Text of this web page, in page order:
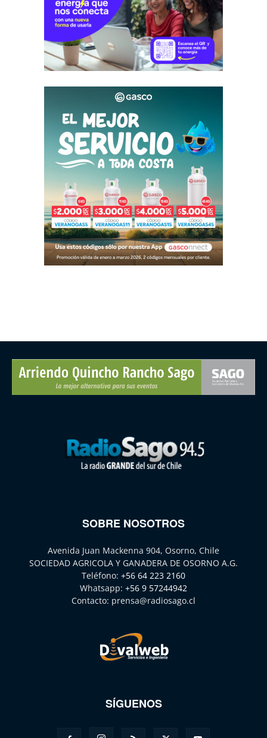
SOBRE NOSOTROS
Avenida Juan Mackenna 904, Osorno, Chile
SOCIEDAD AGRICOLA Y GANADERA DE OSORNO A.G.
Teléfono: +56 64 223 2160
Whatsapp: +56 9 57244942
Contacto: prensa@radiosago.cl
SÍGUENOS